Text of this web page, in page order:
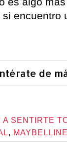
encuentro
de
A SENTIRTE
,